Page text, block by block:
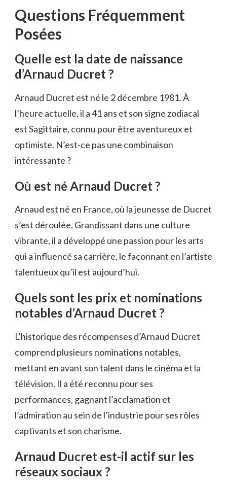
Questions Fréquemment
Posées
Quelle est la date de naissance
d’Arnaud Ducret ?
Arnaud Ducret est né le 2 décembre 1981. À
l’heure actuelle, il a 41 ans et son signe zodiacal
est Sagittaire, connu pour être aventureux et
optimiste. N’est-ce pas une combinaison
intéressante ?
Où est né Arnaud Ducret ?
Arnaud est né en France, où la jeunesse de Ducret
s’est déroulée. Grandissant dans une culture
vibrante, il a développé une passion pour les arts
qui a influencé sa carrière, le façonnant en l’artiste
talentueux qu’il est aujourd’hui.
Quels sont les prix et nominations
notables d’Arnaud Ducret ?
L’historique des récompenses d’Arnaud Ducret
comprend plusieurs nominations notables,
mettant en avant son talent dans le cinéma et la
télévision. Il a été reconnu pour ses
performances, gagnant l’acclamation et
l’admiration au sein de l’industrie pour ses rôles
captivants et son charisme.
Arnaud Ducret est-il actif sur les
réseaux sociaux ?